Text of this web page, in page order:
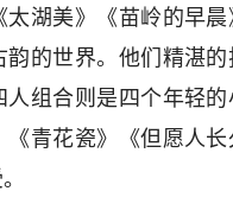
湖美》《苗岭的早
韵的世界。他们精湛
人组合则是四个年轻
《青花瓷》《但愿人